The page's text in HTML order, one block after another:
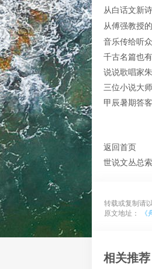
从白话文新
从傅强教授
音乐传给听
千古名篇也
说说歌唱家
三位小说大
甲辰暑期答
返回首页
世说文丛总索
转载或复制请以
原文地址：
相关推荐